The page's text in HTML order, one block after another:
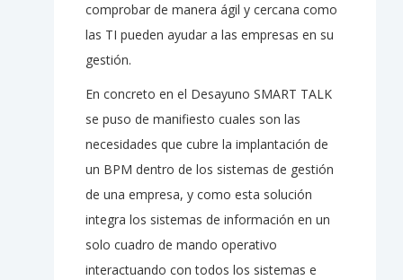
comprobar de manera ágil y cercana como
las TI pueden ayudar a las empresas en su
gestión.
En concreto en el Desayuno SMART TALK
se puso de manifiesto cuales son las
necesidades que cubre la implantación de
un BPM dentro de los sistemas de gestión
de una empresa, y como esta solución
integra los sistemas de información en un
solo cuadro de mando operativo
interactuando con todos los sistemas e